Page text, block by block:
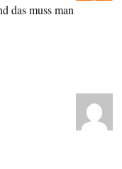
das muss man